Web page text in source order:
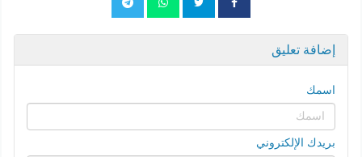
إضافة تعليق
اسمك
بريدك الإلكتروني